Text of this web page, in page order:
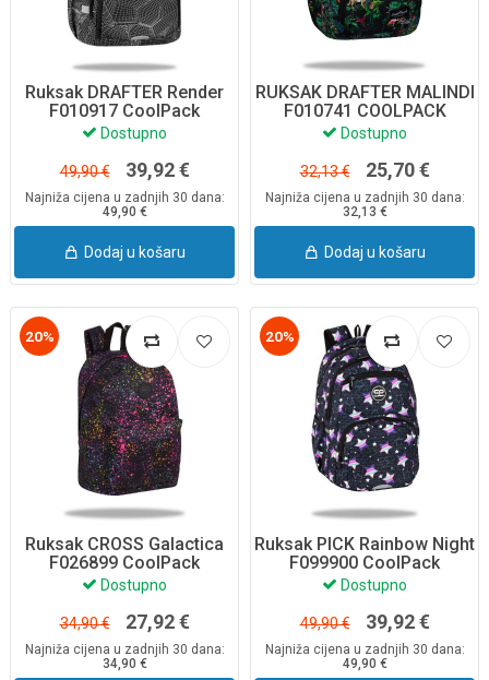
Ruksak DRAFTER Render
F010917 CoolPack
Dostupno
49,90 € 39,92 €
Najniža cijena u zadnjih 30 dana:
49,90 €
Dodaj u košaru
RUKSAK DRAFTER MALINDI
F010741 COOLPACK
Dostupno
32,13 € 25,70 €
Najniža cijena u zadnjih 30 dana:
32,13 €
Dodaj u košaru
20%
Ruksak CROSS Galactica
F026899 CoolPack
Dostupno
34,90 € 27,92 €
Najniža cijena u zadnjih 30 dana:
34,90 €
20%
Ruksak PICK Rainbow Night
F099900 CoolPack
Dostupno
49,90 € 39,92 €
Najniža cijena u zadnjih 30 dana:
49,90 €